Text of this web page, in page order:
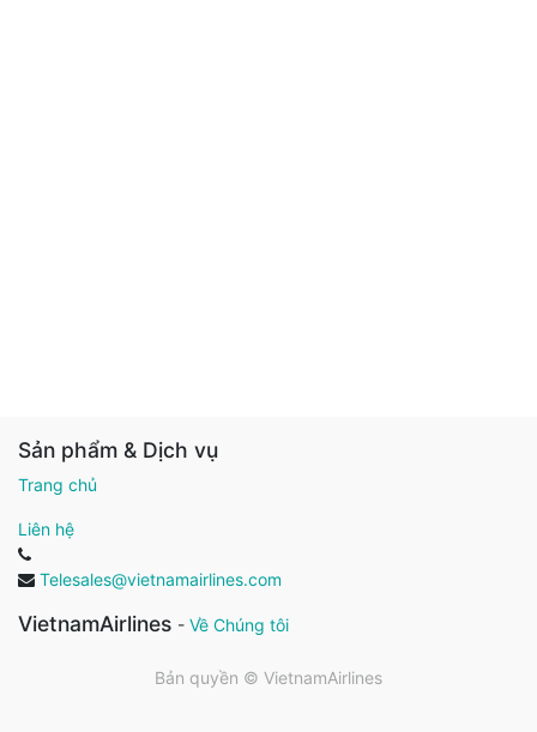
Sản phẩm & Dịch vụ
Trang chủ
Liên hệ
Telesales@vietnamairlines.com
VietnamAirlines - Về Chúng tôi
Bản quyền © VietnamAirlines